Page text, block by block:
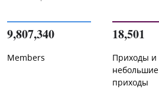
9,807,340
Members
18,501
Приходы и
небольшие
приходы